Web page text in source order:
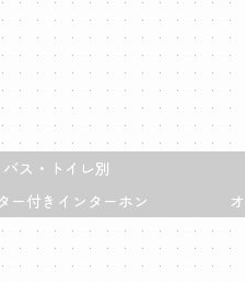
バス・トイレ別
ー付きインターホン